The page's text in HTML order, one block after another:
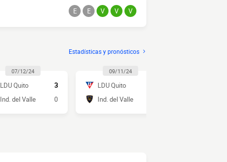
E E V V V
Estadísticas y pronósticos
07/12/24
LDU Quito
3
Ind. del Valle
0
09/11/24
LDU Quito
Ind. del Valle